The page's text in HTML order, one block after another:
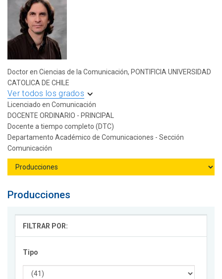
Doctor en Ciencias de la Comunicación, PONTIFICIA UNIVERSIDAD
CATOLICA DE CHILE
Ver todos los grados
Licenciado en Comunicación
DOCENTE ORDINARIO - PRINCIPAL
Docente a tiempo completo (DTC)
Departamento Académico de Comunicaciones - Sección
Comunicación
Producciones
FILTRAR POR:
Tipo